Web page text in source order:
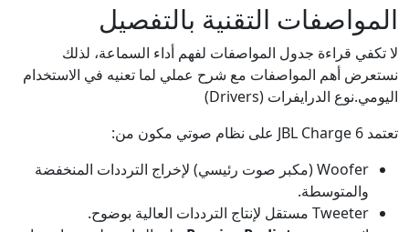
المواصفات التقنية بالتفصيل
لا تكفي قراءة جدول المواصفات لفهم أداء السماعة، لذلك
نستعرض أهم المواصفات مع شرح عملي لما تعنيه في الاستخدام
اليومي.نوع الدرايفرات (Drivers)
تعتمد JBL Charge 6 على نظام صوتي مكون من:
Woofer (مكبر صوت رئيسي) لإخراج الترددات المنخفضة
والمتوسطة.
Tweeter مستقل لإنتاج الترددات العالية بوضوح.